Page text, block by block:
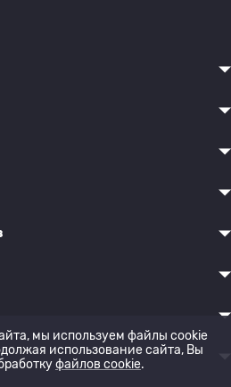
мы используем файлы cookie
использование сайта, Вы
файлов cookie.